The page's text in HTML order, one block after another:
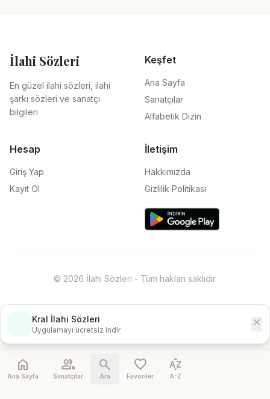
İlahi Sözleri
En güzel ilahi sözleri, ilahi
şarkı sözleri ve sanatçı
bilgileri
Keşfet
Ana Sayfa
Sanatçılar
Alfabetik Dizin
Hesap
Giriş Yap
Kayıt Ol
İletişim
Hakkımızda
Gizlilik Politikası
© 2026 İlahi Sözleri - Tüm hakları saklıdır.
Kral İlahi Sözleri
Uygulamayı ücretsiz indir
close
home
Ana Sayfa
people
Sanatçılar
search
Ara
favorite
Favoriler
sort_by_alpha
A-Z